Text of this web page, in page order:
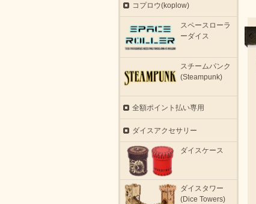
コプロウ(koplow)
スペースローラ
ーダイス
スチームパンク
(Steampunk)
全額ポイント払い専用
ダイスアクセサリー
ダイスケース
ダイスタワー
(Dice Towers)